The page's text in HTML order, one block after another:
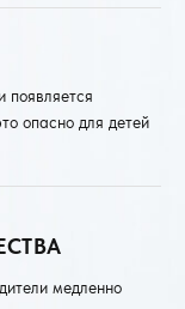
появляется
опасно для детей
медленно